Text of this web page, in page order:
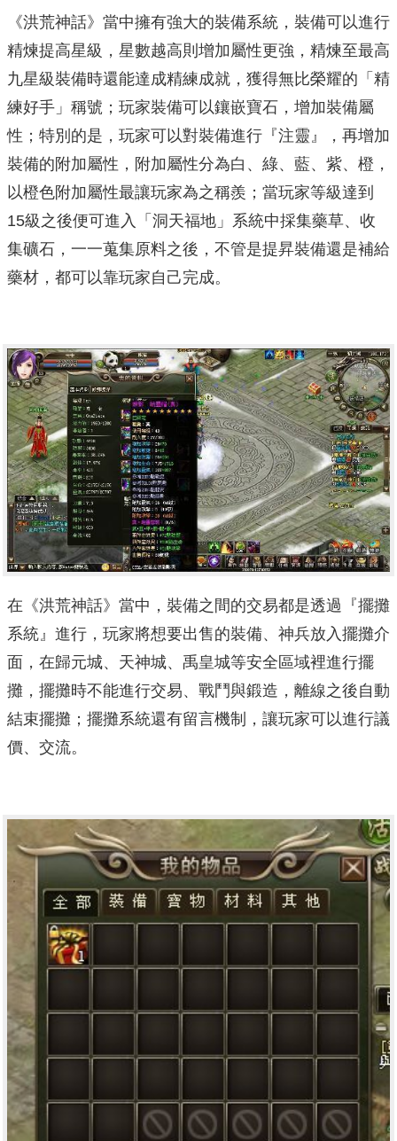
《洪荒神話》當中擁有強大的裝備系統，裝備可以進行
精煉提高星級，星數越高則增加屬性更強，精煉至最高
九星級裝備時還能達成精練成就，獲得無比榮耀的「精
練好手」稱號；玩家裝備可以鑲嵌寶石，增加裝備屬
性；特別的是，玩家可以對裝備進行『注靈』，再增加
裝備的附加屬性，附加屬性分為白、綠、藍、紫、橙，
以橙色附加屬性最讓玩家為之稱羨；當玩家等級達到
15級之後便可進入「洞天福地」系統中採集藥草、收
集礦石，一一蒐集原料之後，不管是提昇裝備還是補給
藥材，都可以靠玩家自己完成。
在《洪荒神話》當中，裝備之間的交易都是透過『擺攤
系統』進行，玩家將想要出售的裝備、神兵放入擺攤介
面，在歸元城、天神城、禹皇城等安全區域裡進行擺
攤，擺攤時不能進行交易、戰鬥與鍛造，離線之後自動
結束擺攤；擺攤系統還有留言機制，讓玩家可以進行議
價、交流。